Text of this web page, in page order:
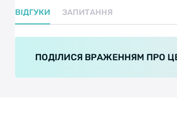
ВІДГУКИ ЗАПИТАННЯ
ПОДІЛИСЯ ВРАЖЕННЯМ ПРО